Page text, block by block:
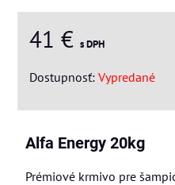
41 € s DPH
Dostupnosť: Vypredané
Alfa Energy 20kg
Prémiové krmivo pre